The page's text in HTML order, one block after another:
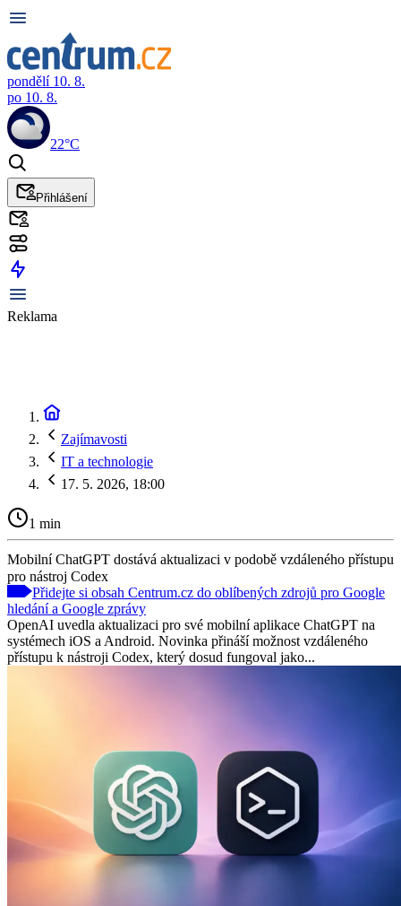
pondělí 10. 8.
po 10. 8.
22°C
Přihlášení
Reklama
Zajímavosti
IT a technologie
17. 5. 2026, 18:00
1 min
Mobilní ChatGPT dostává aktualizaci v podobě vzdáleného přístupu
pro nástroj Codex
Přidejte si obsah Centrum.cz do oblíbených zdrojů pro Google
hledání a Google zprávy
OpenAI uvedla aktualizaci pro své mobilní aplikace ChatGPT na
systémech iOS a Android. Novinka přináší možnost vzdáleného
přístupu k nástroji Codex, který dosud fungoval jako...